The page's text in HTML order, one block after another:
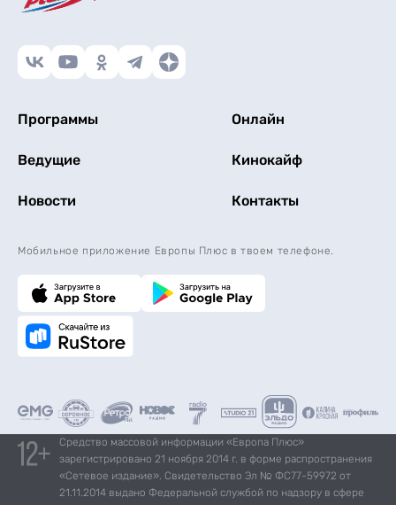
Программы Онлайн
Ведущие Кинокайф
Новости Контакты
Мобильное приложение Европы Плюс в твоем телефоне.
Средство массовой информации «Европа Плюс»
зарегистрировано 21 ноября 2014 г. в форме распространения
«Сетевое издание». Свидетельство Эл № ФС77-59972 от
21.11.2014 выдано Федеральной службой по надзору в сфере